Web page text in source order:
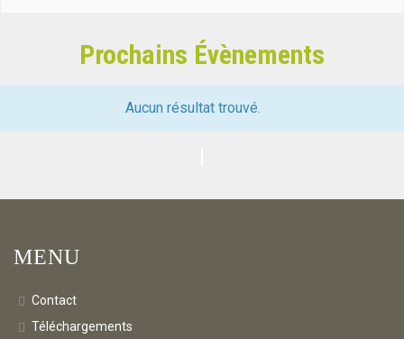
Prochains Évènements
Aucun résultat trouvé.
la
desMENU
Contact
Téléchargements